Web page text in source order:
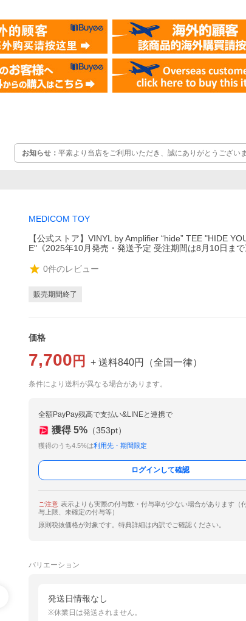
お知らせ： 平素より当店をご利用いただき、誠にありがとうござい
（木）～8月16日（日）は発送業務を休業させていただきます。 ご
MEDICOM TOY
【公式ストア】VINYL by Amplifier “hide” TEE "HIDE
E"《2025年10月発売・発送予定 受注期間は8月10日ま
0件のレビュー
販売期間終了
価格
7,700 円 + 送料840円 （全国一律）
条件により送料が異なる場合があります。
全額PayPay残高で支払い&LINEと連携で
獲得 5% （353pt）
獲得のうち4.5%は利用先・期間限定
ログインして確認
ご注意 表示よりも実際の付与数・付与率が少ない場合があります（
与上限、未確定の付与等）
原則税抜価格が対象です。特典詳細は内訳でご確認ください。
バリエーション
発送日情報なし
※休業日は発送されません。